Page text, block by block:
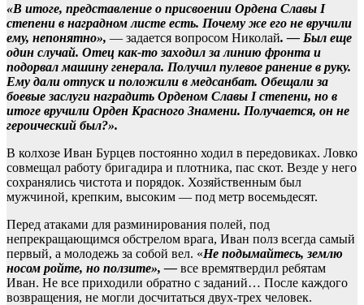
«В итоге, представление о присвоении Ордена Славы I
степени в наградном листе есть. Почему же его не вручили
ему, непонятно», — задается вопросом Николай. — Был еще
один случай. Отец как-то заходил за линию фронта и
подорвал машину генерала. Получил пулевое ранение в руку.
Ему дали отпуск и положили в медсанбат. Обещали за
боевые заслуги наградить Орденом Славы I степени, но в
итоге вручили Орден Красного Знамени. Получается, он не
героический был?».
В колхозе Иван Бурцев постоянно ходил в передовиках. Ловко
совмещал работу бригадира и плотника, пас скот. Везде у него
сохранялись чистота и порядок. Хозяйственным был
мужчиной, крепким, высоким — под метр восемьдесят.
Перед атаками для разминирования полей, под
непрекращающимся обстрелом врага, Иван полз всегда самый
первый, а молодежь за собой вел. «Не подымайтесь, землю
носом ройте, но ползите», — все времятвердил ребятам
Иван. Не все приходили обратно с заданий… После каждого
возвращения, не могли досчитаться двух-трех человек.